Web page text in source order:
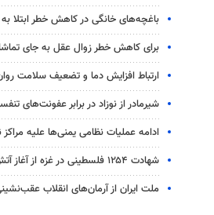
باغچه‌های خانگی در کاهش خطر ابتلا به
برای کاهش خطر زوال عقل به جای
ارتباط افزایش دما و تضعیف سلامت
شیرمادر از نوزاد در برابر عفونت‌های
ادامه عملیات نظامی یمنی‌ها علیه
شهادت ۱۲۵۴ فلسطینی در غزه از آغاز آتش‌بس تاکنون
ملت ایران از آرمان‌های انقلاب